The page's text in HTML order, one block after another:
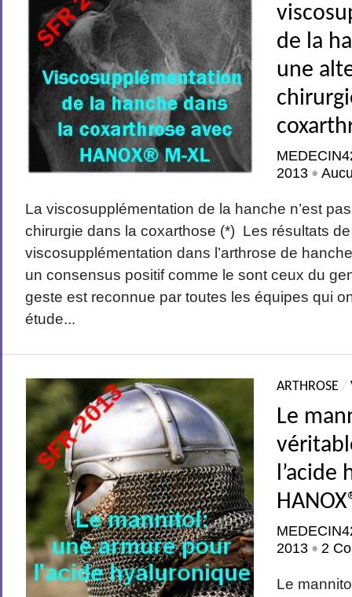
de la
une
2013 •
La viscosupplémentation de la hanche n’est
chirurgie dans la coxarthose (*) Les résultats
viscosupplémentation dans l’arthrose de
un consensus positif comme le sont ceux du
geste est reconnue par toutes les équipes qui
étude...
ARTHROSE /
Le
l’acide
2013 •2
Le